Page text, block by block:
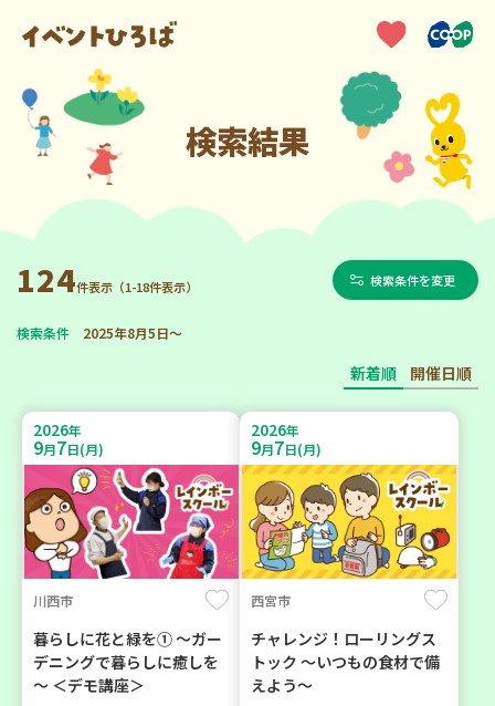
検索結果
124件表示（1-18件表示） 検索条件を変更
検索条件 2025年8月5日～
新着順 開催日順
2026年
9月7日(月)
川西市
暮らしに花と緑を① ～ガー
デニングで暮らしに癒しを
～ ＜デモ講座＞
2026年
9月7日(月)
西宮市
チャレンジ！ローリングス
トック ～いつもの食材で備
えよう～